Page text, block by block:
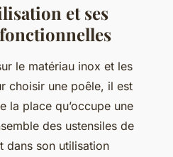
et ses
le matériau inox et les
choisir une poêle, il est
la place qu’occupe une
des ustensiles de
dans son utilisation